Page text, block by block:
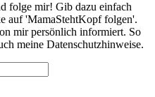
folge mir! Gib dazu einfach
auf 'MamaStehtKopf folgen'.
mir persönlich informiert. So
meine Datenschutzhinweise.